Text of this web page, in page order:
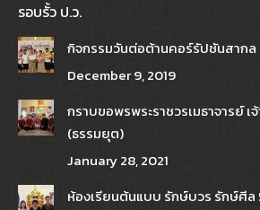
opens
in
new
window
opens
in
windowwindow
รอบรั้ว ป.ว.
กิจกรรมวันต่อต้านคอร์รัปชันสากล
December 9, 2019
กราบขอพรพระราชวรเมธาจารย์
(ธรรมยุต)
January 28, 2021
ห้องเรียนต้นแบบ รักษ์บวร รักษ์ศีล